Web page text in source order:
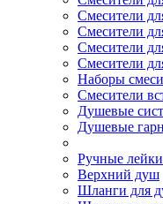
Смесители
Смесители
Смесители
Смесители
Наборы
Смесители
Душевые
Душевые
Ручные лейки
Верхний душ
Шланги для